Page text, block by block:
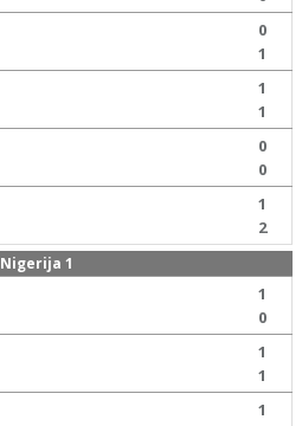
0
1
1
1
0
0
1
2
Nigerija 1
1
0
1
1
1